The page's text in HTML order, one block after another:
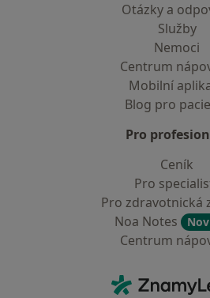
Otázky a
Služby
Nemoci
Centrum
Mobilní
Blog pro
Pro
Ceník
Pro
Pro zdravotnická
Noa Notes
Centrum